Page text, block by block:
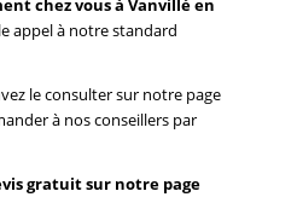
chez vous à Vanvillé en
appel à notre standard
le consulter sur notre page
à nos conseillers par
gratuit sur notre page